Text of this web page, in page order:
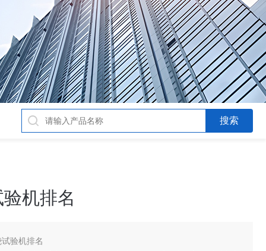
机排名
验机排名